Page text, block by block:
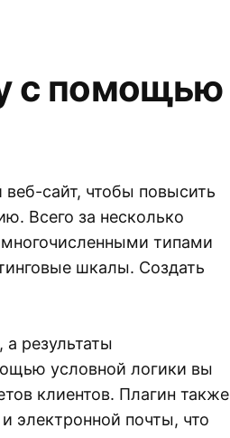
с помощью
веб-сайт, чтобы повысить
Всего за несколько
типами
шкалы. Создать
результаты
условной логики вы
клиентов. Плагин также
электронной почты, что